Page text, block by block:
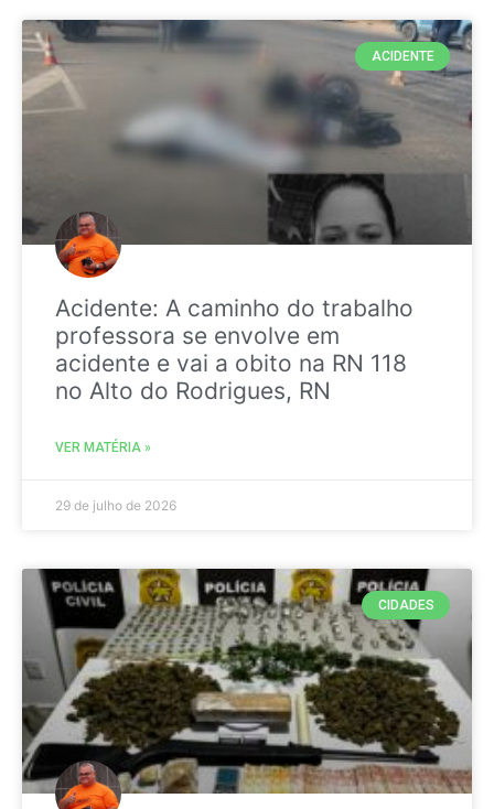
ACIDENTE
Acidente: A caminho do trabalho
professora se envolve em
acidente e vai a obito na RN 118
no Alto do Rodrigues, RN
VER MATÉRIA »
29 de julho de 2026
CIDADES